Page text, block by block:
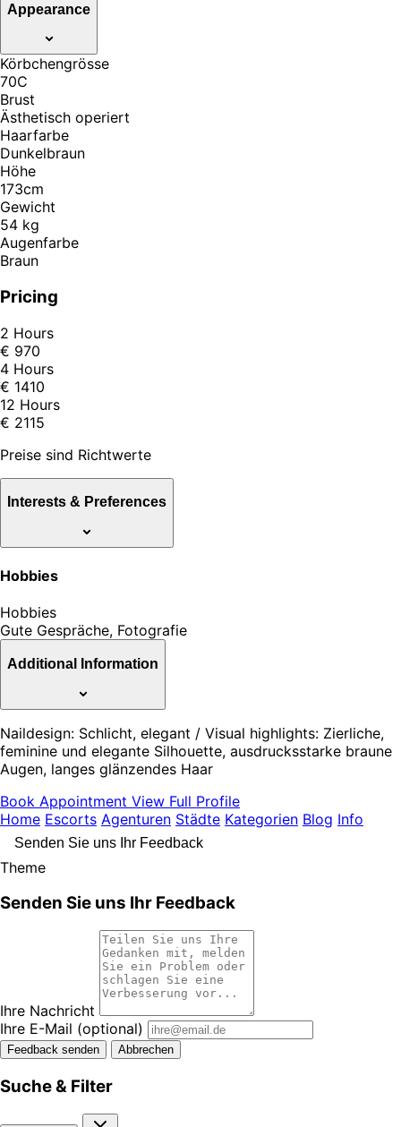
Appearance
Körbchengrösse
70C
Brust
Ästhetisch operiert
Haarfarbe
Dunkelbraun
Höhe
173cm
Gewicht
54 kg
Augenfarbe
Braun
Pricing
2 Hours
€ 970
4 Hours
€ 1410
12 Hours
€ 2115
Preise sind Richtwerte
Interests & Preferences
Hobbies
Hobbies
Gute Gespräche, Fotografie
Additional Information
Naildesign: Schlicht, elegant / Visual highlights: Zierliche,
feminine und elegante Silhouette, ausdrucksstarke braune
Augen, langes glänzendes Haar
Book Appointment View Full Profile
Home Escorts Agenturen Städte Kategorien Blog Info
Senden Sie uns Ihr Feedback
Theme
Senden Sie uns Ihr Feedback
Ihre Nachricht
Ihre E-Mail (optional)
Feedback senden Abbrechen
Suche & Filter